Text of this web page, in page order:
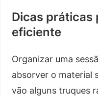
Dicas práticas
eficiente
Organizar uma
absorver o material
vão alguns truques